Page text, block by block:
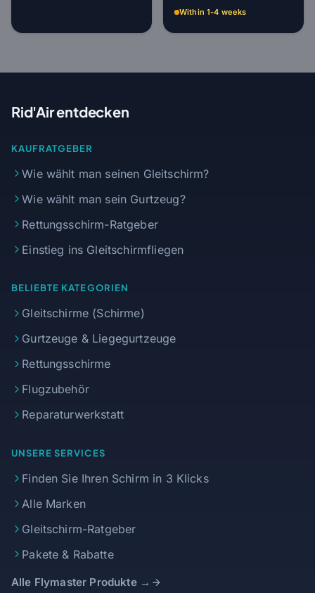
Within 1-4 weeks
Rid'Air entdecken
KAUFRATGEBER
Wie wählt man seinen Gleitschirm?
Wie wählt man sein Gurtzeug?
Rettungsschirm-Ratgeber
Einstieg ins Gleitschirmfliegen
BELIEBTE KATEGORIEN
Gleitschirme (Schirme)
Gurtzeuge & Liegegurtzeuge
Rettungsschirme
Flugzubehör
Reparaturwerkstatt
UNSERE SERVICES
Finden Sie Ihren Schirm in 3 Klicks
Alle Marken
Gleitschirm-Ratgeber
Pakete & Rabatte
Alle Flymaster Produkte →